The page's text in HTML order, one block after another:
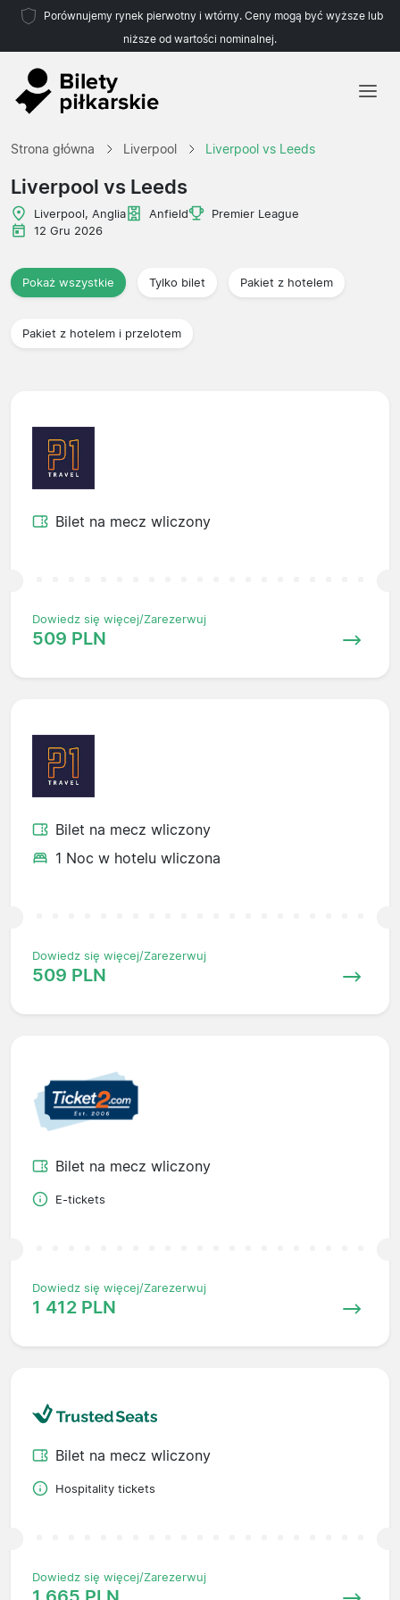
Porównujemy rynek pierwotny i wtórny. Ceny mogą być wyższe lub
niższe od wartości nominalnej.
Strona główna Liverpool Liverpool vs Leeds
Liverpool vs Leeds
Liverpool, Anglia Anfield
Premier League
12 Gru 2026
Pokaż wszystkie Tylko bilet Pakiet z hotelem
Pakiet z hotelem i przelotem
Bilet na mecz wliczony
Dowiedz się więcej/Zarezerwuj
509 PLN
Bilet na mecz wliczony
1 Noc w hotelu wliczona
Dowiedz się więcej/Zarezerwuj
509 PLN
Bilet na mecz wliczony
E-tickets
Dowiedz się więcej/Zarezerwuj
1 412 PLN
Bilet na mecz wliczony
Hospitality tickets
Dowiedz się więcej/Zarezerwuj